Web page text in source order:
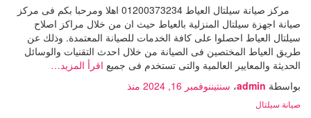
مركز صيانة سيلتال العياط 01200373234 اهلا ومرحبا بكم فى مركز
صيانة اجهزة سيلتال المنزلية بالعياط حيث ان من خلال مراكز اصلاح
سيلتال العياط احصلوا على كافة الخدمات للصيانة المعتمدة. وذلك عن
طريق العياط المختصين فى الصيانة من خلال احدث التقنيات والوسائل
الحديثة والمعايير العالمية والتى تستخدم فى جميع اقرأ المزيد…
بواسطة admin، سنتيننوفمبر 16, 2024 منذ
صيانة سيلتال